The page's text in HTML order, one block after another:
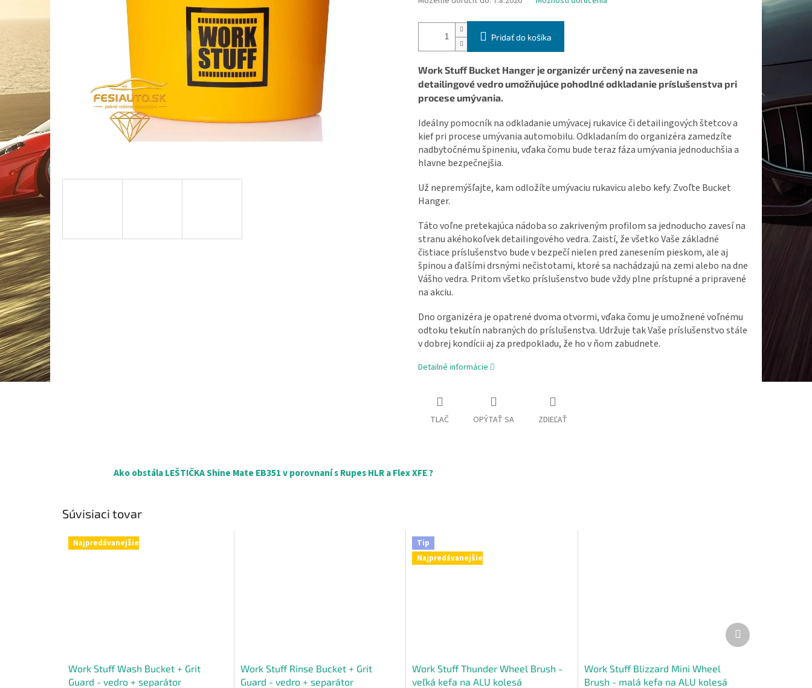
Pridať do košíka
Work Stuff Bucket Hanger je organizér určený na zavesenie na
detailingové vedro umožňujúce pohodlné odkladanie príslušenstva pri
procese umývania.
Ideálny pomocník na odkladanie umývacej rukavice či detailingových štetcov a
kief pri procese umývania automobilu. Odkladaním do organizéra zamedzíte
nadbytočnému špineniu, vďaka čomu bude teraz fáza umývania jednoduchšia a
hlavne bezpečnejšia.
Už nepremýšľajte, kam odložíte umývaciu rukavicu alebo kefy. Zvoľte Bucket
Hanger.
Táto voľne pretekajúca nádoba so zakriveným profilom sa jednoducho zavesí na
stranu akéhokoľvek detailingového vedra. Zaistí, že všetko Vaše základné
čistiace príslušenstvo bude v bezpečí nielen pred zanesením pieskom, ale aj
špinou a ďalšími drsnými nečistotami, ktoré sa nachádzajú na zemi alebo na dne
Vášho vedra. Pritom všetko príslušenstvo bude vždy plne prístupné a pripravené
na akciu.
Dno organizéra je opatrené dvoma otvormi, vďaka čomu je umožnené voľnému
odtoku tekutín nabraných do príslušenstva. Udržuje tak Vaše príslušenstvo stále
v dobrej kondícii aj za predpokladu, že ho v ňom zabudnete.
Detailné informácie
TLAČ OPÝTAŤ SA ZDIEĽAŤ
Ako obstála LEŠTIČKA Shine Mate EB351 v porovnaní s Rupes HLR a Flex XFE ?
Súvisiaci tovar
Najpredávanejšie
Work Stuff Wash Bucket + Grit
Guard - vedro + separátor
Work Stuff Rinse Bucket + Grit
Guard - vedro + separátor
Tip
Najpredávanejšie
Work Stuff Thunder Wheel Brush -
veľká kefa na ALU kolesá
Work Stuff Blizzard Mini Wheel
Brush - malá kefa na ALU kolesá
Ďalší
produkt